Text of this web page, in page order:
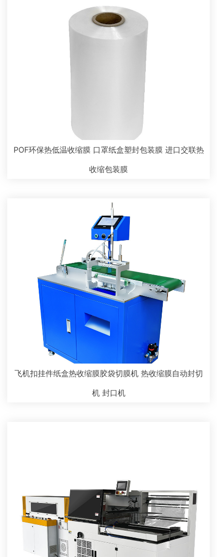
POF环保热低温收缩膜 口罩纸盒塑封包装膜 进口交联热
收缩包装膜
飞机扣挂件纸盒热收缩膜胶袋切膜机 热收缩膜自动封切
机 封口机